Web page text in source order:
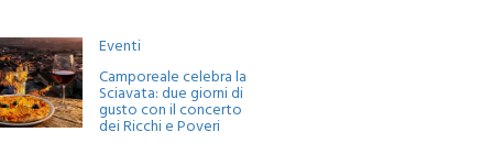
Eventi
Camporeale celebra la
Sciavata: due giorni di
gusto con il concerto
dei Ricchi e Poveri